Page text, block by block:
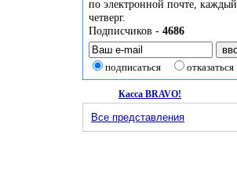
по электронной почте, каждый
четверг.
Подписчиков - 4686
подписаться отказаться
Касса BRAVO!
Все представления